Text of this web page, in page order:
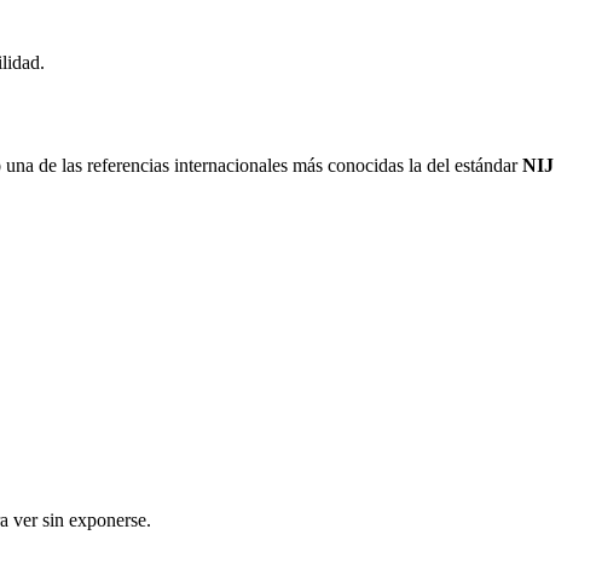
una de las referencias internacionales más conocidas la del estándarNIJ
ver sin exponerse.